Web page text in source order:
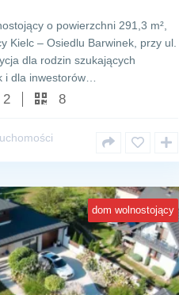
o powierzchni 291,3 m²,
Kielc – Osiedlu Barwinek, przy ul.
dla rodzin szukających
i dla inwestorów…
8
dom wolnostojący